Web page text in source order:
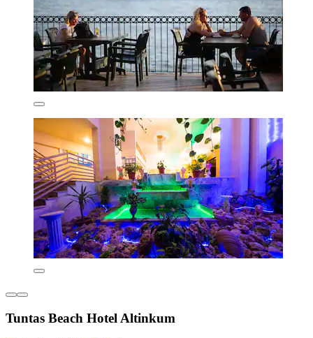
Tuntas Beach Hotel Altinkum